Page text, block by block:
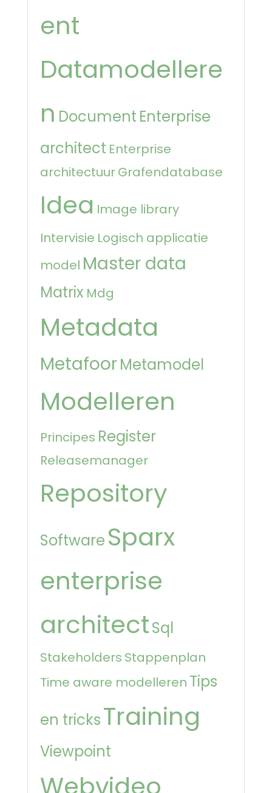
ent
Datamodellere
n Document Enterprise
architect Enterprise
architectuurGrafendatabase
Idea Image library
Intervisie Logisch applicatie
model Master data
Matrix Mdg
Metadata
MetafoorMetamodel
Modelleren
Principes Register
Releasemanager
Repository
Software Sparx
enterprise
architectSql
Stakeholders Stappenplan
Time aware modelleren Tips
en tricksTraining
Viewpoint